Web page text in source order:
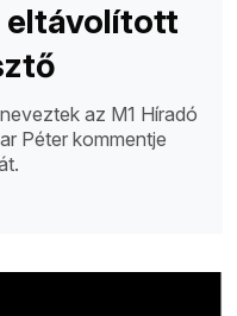
eltávolított
az M1 Híradó
Péter kommentje